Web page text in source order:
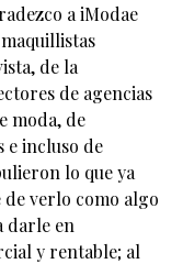
a iModae
de la
de agencias
moda, de
e incluso de
lo que ya
de verlo como algo
darle en
y rentable; al